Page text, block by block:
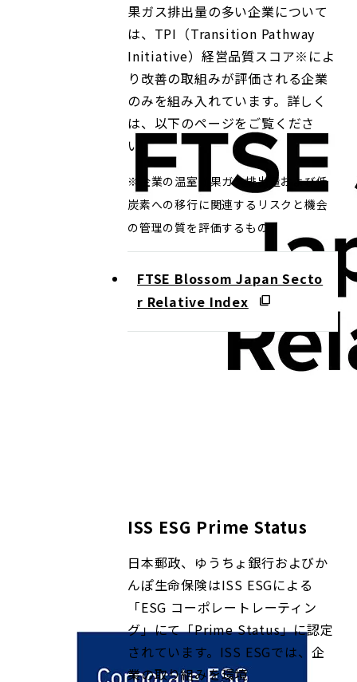
果ガス排出量の多い企業について
は、TPI（Transition Pathway
Initiative）経営品質スコア※によ
り改善の取組みが評価される企業
のみを組み入れています。詳しく
は、以下のページをご覧くださ
い。
※企業の温室効果ガス排出量および低
炭素への移行に関連するリスクと機会
の管理の質を評価するもの。
FTSE Blossom Japan Secto
r Relative Index
ISS ESG Prime Status
日本郵政、ゆうちょ銀行およびか
んぽ生命保険はISS ESGによる
「ESG コーポレートレーティン
グ」にて「Prime Status」に認定
されています。ISS ESGでは、企
業の取り組みを環境